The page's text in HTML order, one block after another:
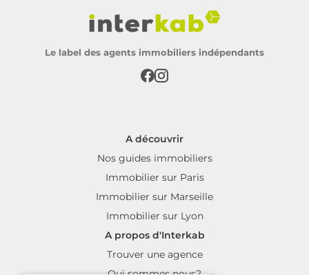
Le label des agents immobiliers indépendants
A découvrir
Nos guides immobiliers
Immobilier sur Paris
Immobilier sur Marseille
Immobilier sur Lyon
A propos d'Interkab
Trouver une agence